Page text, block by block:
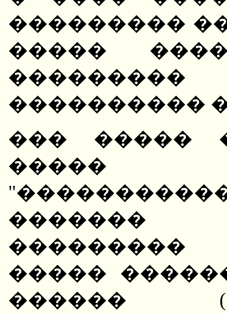
���������
�����
����������
��� �����
�����
�������
���������
�����
������